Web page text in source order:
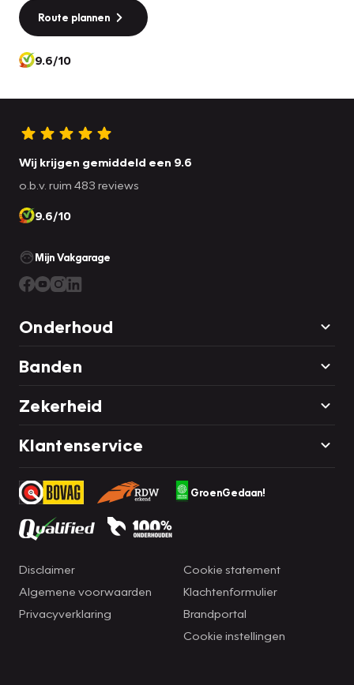
Route plannen
9.6/10
Wij krijgen gemiddeld een 9.6
o.b.v. ruim 483 reviews
9.6/10
Mijn Vakgarage
Onderhoud
Banden
Zekerheid
Klantenservice
GroenGedaan!
Disclaimer
Algemene voorwaarden
Privacyverklaring
Cookie statement
Klachtenformulier
Brandportal
Cookie instellingen